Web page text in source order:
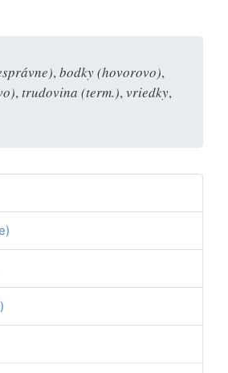
, bodky (hovorovo),
, trudovina (term.), vriedky,